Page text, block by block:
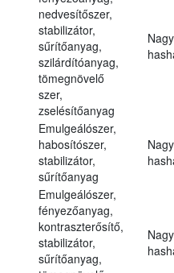
nedvesítőszer,
stabilizátor,
sűrítőanyag,
szilárdítóanyag,
tömegnövelő
szer,
zselésítőanyag
Emulgeálószer,
habosítószer,
stabilizátor,
sűrítőanyag
Emulgeálószer,
fényezőanyag,
kontraszterősítő,
stabilizátor,
sűrítőanyag,